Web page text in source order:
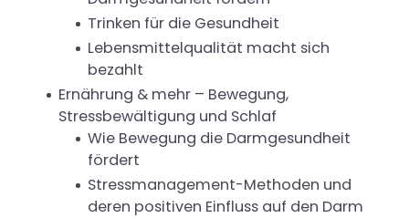
Trinken für die Gesundheit
Lebensmittelqualität macht sich
bezahlt
Ernährung & mehr – Bewegung,
Stressbewältigung und Schlaf
Wie Bewegung die Darmgesundheit
fördert
Stressmanagement-Methoden und
deren positiven Einfluss auf den Darm